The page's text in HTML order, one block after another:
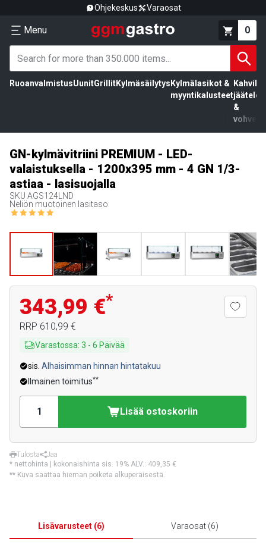
Ohjekeskus Varaosat
Menu 0
RuoanvalmistusUunitGrillitKylmäsäilytys Kylmälasikot &
myyntikalusteet
Kahvila,
jäätelö
&
vohvelit
GN-kylmävitriini PREMIUM - LED-
valaistuksella - 1200x395 mm - 4 GN 1/3-
astiaa - lasisuojalla
SKU AGS124LND
Neliön muotoinen lasitaso
343,99 €*
RRP 610,99 €
Varastossa: 3 - 6 Päivää
sis. Alhaisimman hinnan hintatakuu
Ilmainen toimitus**
Lisää ostoskoriin
Tulosta
Jaa
* nettohinta | kokonaishinta sis. 19% ALV.: 409,35 €
** Kuva saattaa hieman poiketa alkuperäisestä.
Lisävarusteet (6) Varaosat (6)